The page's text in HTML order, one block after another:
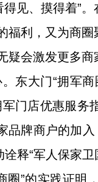
见、摸得着”
利，又为商圈
会激发更多商
东大门“拥军商
门店优惠服
牌商户的加
释“军人保家卫
”的实践证明